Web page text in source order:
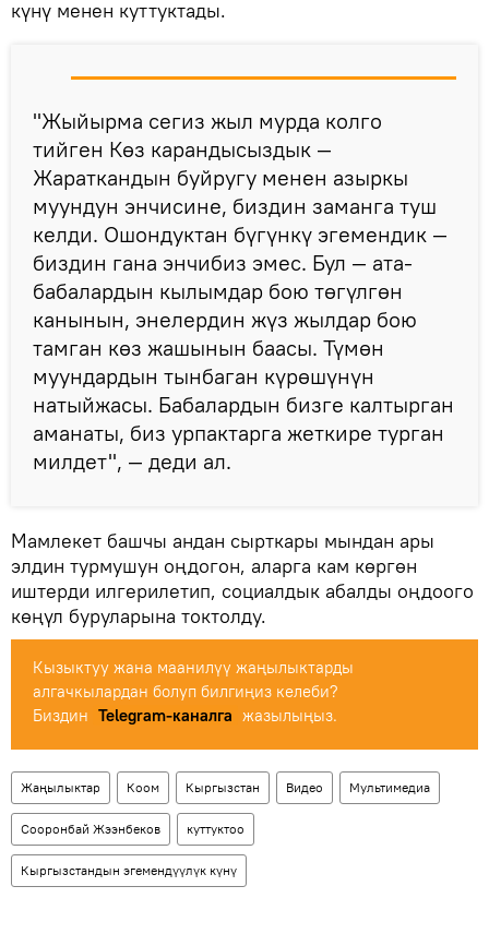
күнү менен куттуктады.
"Жыйырма сегиз жыл мурда колго
тийген Көз карандысыздык —
Жараткандын буйругу менен азыркы
муундун энчисине, биздин заманга туш
келди. Ошондуктан бүгүнкү эгемендик —
биздин гана энчибиз эмес. Бул — ата-
бабалардын кылымдар бою төгүлгөн
канынын, энелердин жүз жылдар бою
тамган көз жашынын баасы. Түмөн
муундардын тынбаган күрөшүнүн
натыйжасы. Бабалардын бизге калтырган
аманаты, биз урпактарга жеткире турган
милдет", — деди ал.
Мамлекет башчы андан сырткары мындан ары
элдин турмушун оңдогон, аларга кам көргөн
иштерди илгерилетип, социалдык абалды оңдоого
көңүл буруларына токтолду.
Кызыктуу жана маанилүү жаңылыктарды
алгачкылардан болуп билгиңиз келеби?
Биздин Telegram-каналга жазылыңыз.
Жаңылыктар Коом Кыргызстан Видео Мультимедиа
Сооронбай Жээнбеков куттуктоо
Кыргызстандын эгемендүүлүк күнү